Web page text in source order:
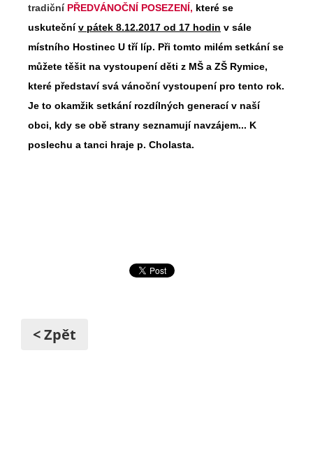
tradiční PŘEDVÁNOČNÍ POSEZENÍ, které se
uskutečnív pátek 8.12.2017 od 17 hodin v sále
místního Hostinec U tří líp. Při tomto milém setkání se
můžete těšit na vystoupení děti z MŠ a ZŠ Rymice,
které představí svá vánoční vystoupení pro tento rok.
Je to okamžik setkání rozdílných generací v naší
obci, kdy se obě strany seznamují navzájem... K
poslechu a tanci hraje p. Cholasta.
< Zpět